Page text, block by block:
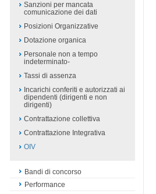
Sanzioni per mancata
comunicazione dei dati
Posizioni Organizzative
Dotazione organica
Personale non a tempo
indeterminato-
Tassi di assenza
Incarichi conferiti e autorizzati ai
dipendenti (dirigenti e non
dirigenti)
Contrattazione collettiva
Contrattazione Integrativa
OIV
Bandi di concorso
Performance